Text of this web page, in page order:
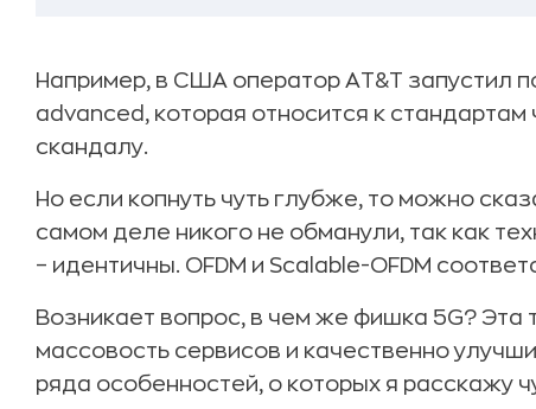
Например, в США оператор AT&T запустил
advanced, которая относится к
скандалу.
Но если копнуть чуть глубже, то можно
самом деле никого не обманули, так как
– идентичны. OFDM и Scalable-OFDM
Возникает вопрос, в чем же фишка 5G?
массовость сервисов и качественно
ряда особенностей, о которых я расскажу